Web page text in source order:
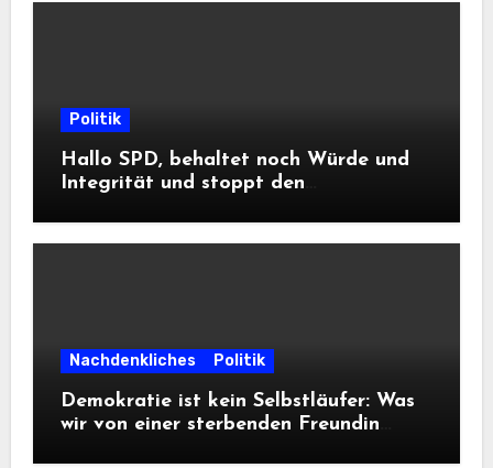
Politik
Hallo SPD, behaltet noch Würde und
Integrität und stoppt den
Informationsfreiheit!
Nachdenkliches Politik
Demokratie ist kein Selbstläufer: Was
wir von einer sterbenden Freundin